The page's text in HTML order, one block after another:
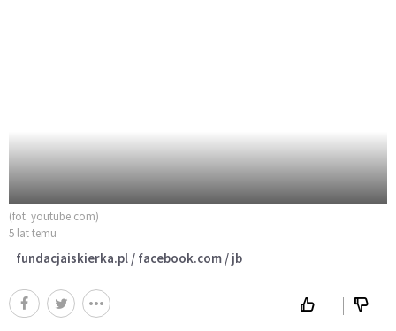
(fot. youtube.com)
5 lat temu
fundacjaiskierka.pl / facebook.com / jb